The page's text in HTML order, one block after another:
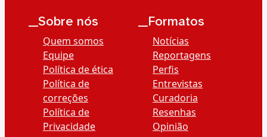
__Sobre nós
Quem somos
Equipe
Política de ética
Política de
correções
Política de
Privacidade
__Formatos
Notícias
Reportagens
Perfis
Entrevistas
Curadoria
Resenhas
Opinião